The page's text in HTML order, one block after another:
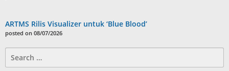
ARTMS Rilis Visualizer untuk ‘Blue Blood’
posted on 08/07/2026
for: